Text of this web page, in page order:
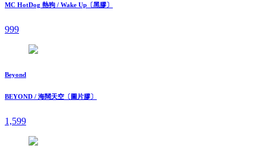
MC HotDog 熱狗 / Wake Up〔黑膠〕
999
Beyond
BEYOND / 海闊天空〔圖片膠〕
1,599